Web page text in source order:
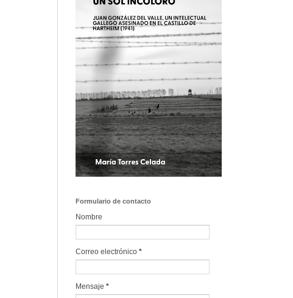
Formulario de contacto
Nombre
Correo electrónico *
Mensaje *